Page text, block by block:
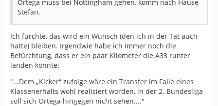
Ortega muss bei Nottingham gehen, komm nach Hause
Stefan.
Ich fürchte, das wird ein Wunsch (den ich in der Tat auch
hätte) bleiben. Irgendwie habe ich immer noch die
Befürchtung, dass er ein paar Kilometer die A33 runter
landen könnte:
"...Dem „Kicker“ zufolge wäre ein Transfer im Falle eines
Klassenerhalts wohl realisiert worden, in der 2. Bundesliga
soll sich Ortega hingegen nicht sehen...."